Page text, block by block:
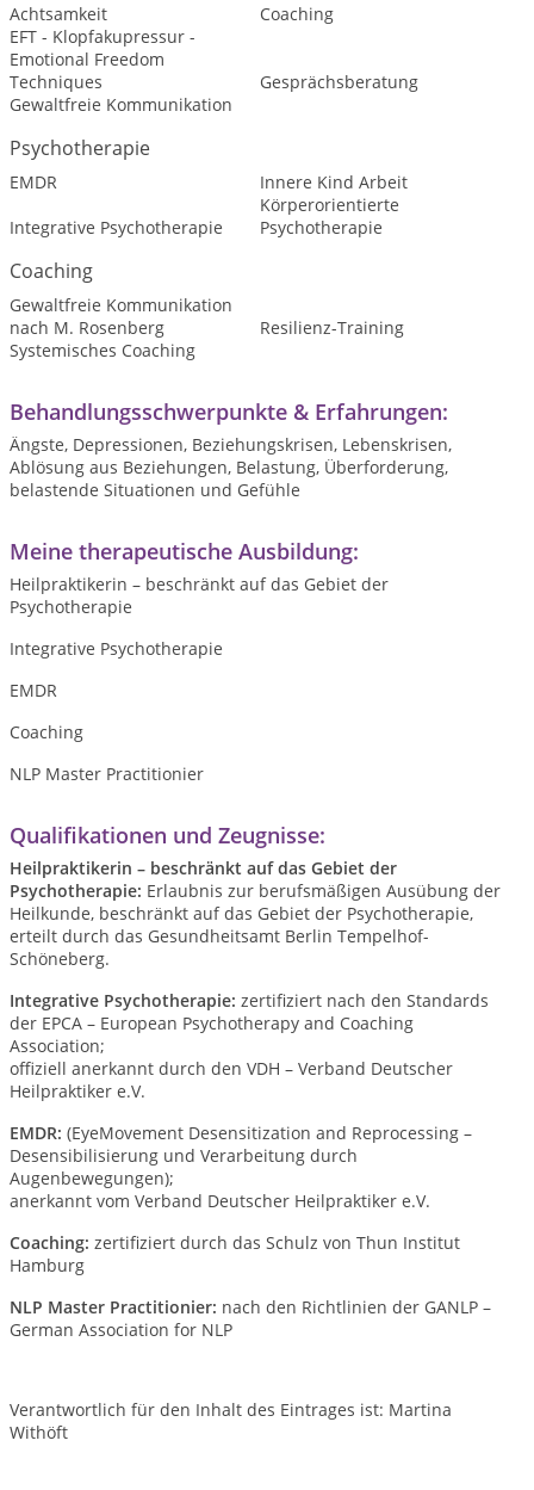
Achtsamkeit
Coaching
EFT - Klopfakupressur -
Emotional Freedom
Techniques
Gesprächsberatung
Gewaltfreie Kommunikation
Psychotherapie
EMDR
Innere Kind Arbeit
Integrative Psychotherapie
Körperorientierte
Psychotherapie
Coaching
Gewaltfreie Kommunikation
nach M. Rosenberg
Resilienz-Training
Systemisches Coaching
Behandlungsschwerpunkte & Erfahrungen:
Ängste, Depressionen, Beziehungskrisen, Lebenskrisen,
Ablösung aus Beziehungen, Belastung, Überforderung,
belastende Situationen und Gefühle
Meine therapeutische Ausbildung:
Heilpraktikerin – beschränkt auf das Gebiet der
Psychotherapie
Integrative Psychotherapie
EMDR
Coaching
NLP Master Practitionier
Qualifikationen und Zeugnisse:
Heilpraktikerin – beschränkt auf das Gebiet der
Psychotherapie: Erlaubnis zur berufsmäßigen Ausübung der
Heilkunde, beschränkt auf das Gebiet der Psychotherapie,
erteilt durch das Gesundheitsamt Berlin Tempelhof-
Schöneberg.
Integrative Psychotherapie: zertifiziert nach den Standards
der EPCA – European Psychotherapy and Coaching
Association;
offiziell anerkannt durch den VDH – Verband Deutscher
Heilpraktiker e.V.
EMDR: (EyeMovement Desensitization and Reprocessing –
Desensibilisierung und Verarbeitung durch
Augenbewegungen);
anerkannt vom Verband Deutscher Heilpraktiker e.V.
Coaching: zertifiziert durch das Schulz von Thun Institut
Hamburg
NLP Master Practitionier: nach den Richtlinien der GANLP –
German Association for NLP
Verantwortlich für den Inhalt des Eintrages ist: Martina
Withöft